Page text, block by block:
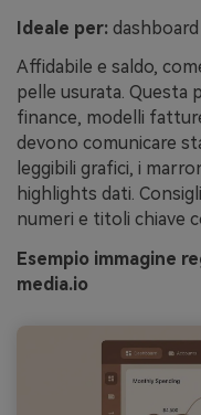
Ideale per:
Affidabile e saldo,
pelle usurata. Questa
finance, modelli
devono comunicare
leggibili grafici, i
highlights dati.
numeri e titoli chiave
Esempio immagine
media.io